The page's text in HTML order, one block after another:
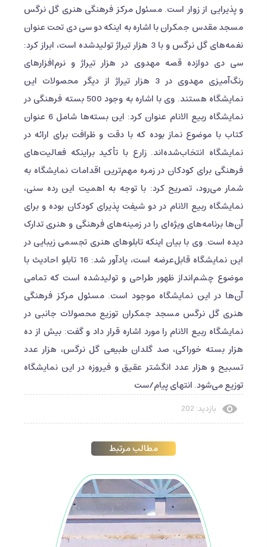
و پذیرایی از زوار است. مسئول مرکز فرهنگی هنری گل نرگس
مسجد مقدس جمکران با اشاره به اینکه دو سی دی تحت عنوان
نغمه‌های گل نرگس و با 3 هزار تیراژ تولیدشده است، ابراز کرد:
سی دی دوازده قصه مهدوی در هزار تیراژ و نرم‌افزارهای
رنگ‌آمیزی مهدوی در 3 هزار تیراژ از دیگر محصولات این
نمایشگاه هستند. وی با اشاره به وجود 500 بسته فرهنگی در
نمایشگاه ربیع الانام عنوان کرد: این بسته‌ها شامل 6 عنوان
کتاب با موضوع نماز بوده که با دقت و ظرافت برای ارائه در
نمایشگاه انتخاب‌شده‌اند. زارع با تأکید براینکه فعالیت‌های
فرهنگی برای کودکان در زمره مهم‌ترین اقدامات نمایشگاه به
شمار می‌رود، تصریح کرد: با توجه به اهمیت این رده سنی،
نمایشگاه ربیع الانام در دو شیفت پذیرای کودکان بوده و برای
آن‌ها برنامه‌های ویژه‌ای را در زمینه‌های فرهنگی و هنری تدارک
دیده است. وی با بیان اینکه تابلوهای هنری تجسمی زیبایی در
این نمایشگاه قابل‌عرضه است، یادآور شد: 16 تابلو احادیث با
موضوع چشم‌انداز ظهور طراحی و تولیدشده است که تمامی
آن‌ها در این نمایشگاه موجود است. مسئول مرکز فرهنگی
هنری گل نرگس مسجد جمکران توزیع محصولات جانبی در
نمایشگاه ربیع الانام را مورد اشاره قرار داد و گفت: بیش از ده
هزار بسته خوراکی، صد گلدان طبیعی گل نرگس، هزار عدد
تسبیح و هزار عدد انگشتر عقیق و فیروزه در این نمایشگاه
توزیع می‌شود. انتهای پیام/ست
بازدید: 202
مطالب مرتبط